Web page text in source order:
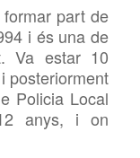
part de
i és una de
Va estar 10
posteriorment
Policia Local
anys, i on